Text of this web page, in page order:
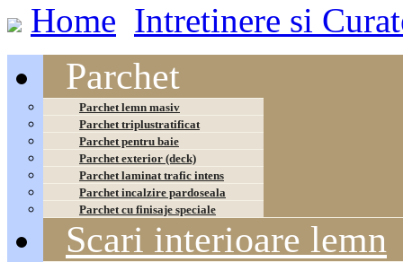
Home Intretinere si
Parchet
Parchet lemn masiv
Parchet triplustratificat
Parchet pentru baie
Parchet exterior (deck)
Parchet laminat trafic intens
Parchet incalzire pardoseala
Parchet cu finisaje speciale
Scari interioare lemn